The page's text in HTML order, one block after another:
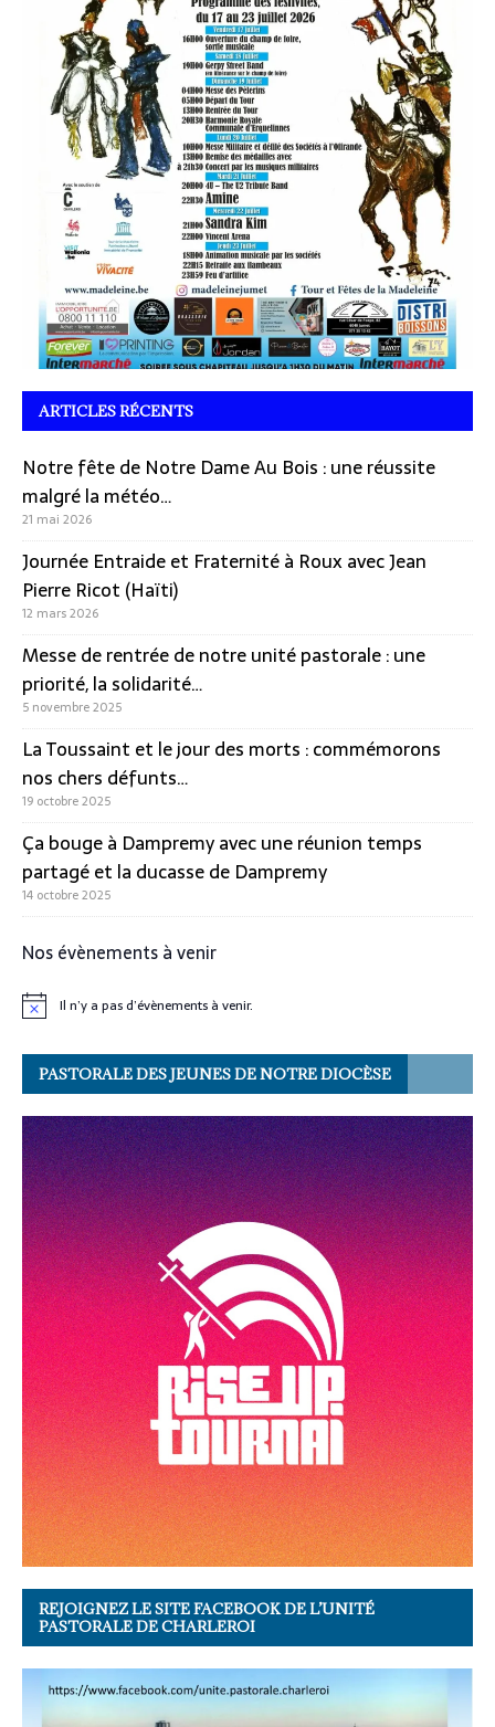
ARTICLES RÉCENTS
Notre fête de Notre Dame Au Bois : une réussite
malgré la météo…
21 mai 2026
Journée Entraide et Fraternité à Roux avec Jean
Pierre Ricot (Haïti)
12 mars 2026
Messe de rentrée de notre unité pastorale : une
priorité, la solidarité…
5 novembre 2025
La Toussaint et le jour des morts : commémorons
nos chers défunts…
19 octobre 2025
Ça bouge à Dampremy avec une réunion temps
partagé et la ducasse de Dampremy
14 octobre 2025
Nos évènements à venir
N
e
Il n’y a pas d’évènements à venir.
PASTORALE DES JEUNES DE NOTRE DIOCÈSE
REJOIGNEZ LE SITE FACEBOOK DE L’UNITÉ
PASTORALE DE CHARLEROI